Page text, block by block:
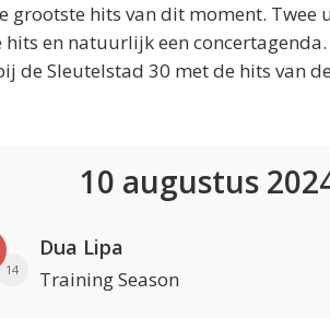
hits van dit moment. Twee
en natuurlijk een concertagenda.
de Sleutelstad 30 met de hits van
10 augustus
14
Dua Lipa
Training Season